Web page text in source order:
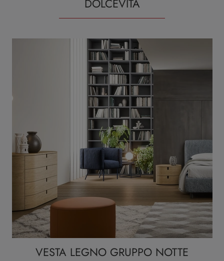
DOLCEVITA
VESTA LEGNO GRUPPO NOTTE